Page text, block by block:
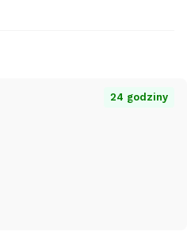
24 godziny